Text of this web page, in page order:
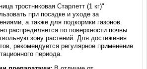
тростниковая Старлетт (1 кг)"
при посадке и уходе за
а также для подкормки газонов.
распределяется по поверхности почвы
зону растений. Для достижения
рекомендуется регулярное применение
периода.